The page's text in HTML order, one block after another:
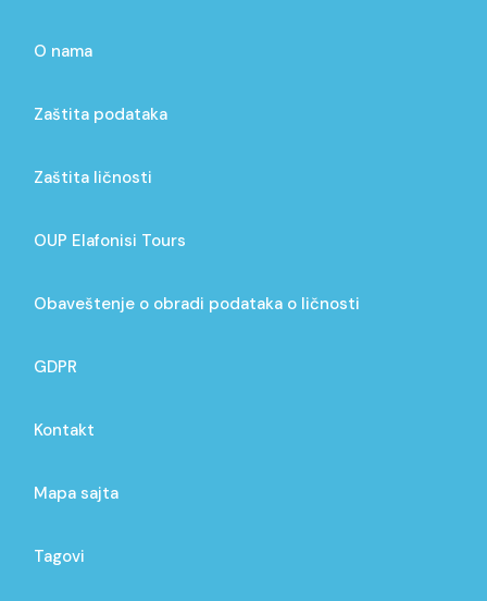
O nama
Zaštita podataka
Zaštita ličnosti
OUP Elafonisi Tours
Obaveštenje o obradi podataka o ličnosti
GDPR
Kontakt
Mapa sajta
Tagovi